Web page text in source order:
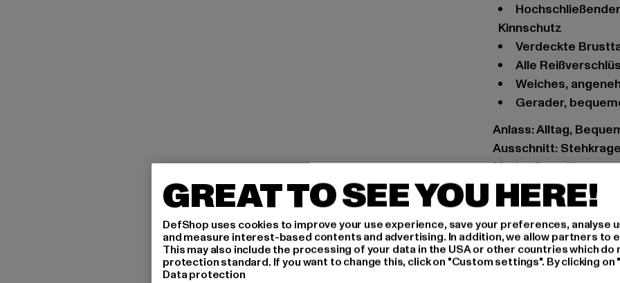
Hochschließender Kragen mit Reverse-Reißverschluss und
Kinnschutz
Verdeckte
Alle
Weiches,
Gerader,
Anlass: Alltag,
Ausschnitt:
Marke: Brandit
Kat.: Pullover
Farbe: olive
Hersteller Farbe: olive
Art.Nr: BD4037-00176
GREAT TO SEE YOU HERE!
DefShop uses cookies to improve your use experience, save your preferences, analyse
and measure interest-based contents and advertising. In addition, we allow partners to
This may also include the processing of your data in the USA or other countries which do
protection standard. If you want to change this, click on "Custom settings". By clicking
Data protection